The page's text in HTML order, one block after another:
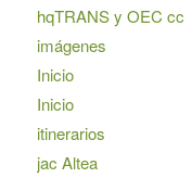
hqTRANS y OEC cc
imágenes
Inicio
Inicio
itinerarios
jac Altea